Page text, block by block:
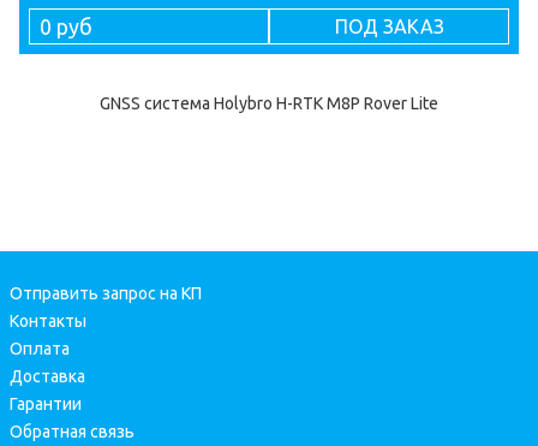
0 руб ПОД ЗАКАЗ
GNSS система Holybro H-RTK M8P Rover Lite
Отправить запрос на КП
Контакты
Оплата
Доставка
Гарантии
Обратная связь